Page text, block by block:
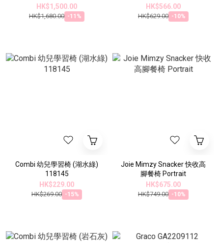
HK$1,500.00
HK$1,680.00 -11%
HK$566.00
HK$629.00 -10%
Combi 幼兒學習椅 (湖水綠)
118145
HK$229.00
HK$269.00 -15%
Joie Mimzy Snacker 快收高
腳餐椅 Portrait
HK$675.00
HK$749.00 -10%